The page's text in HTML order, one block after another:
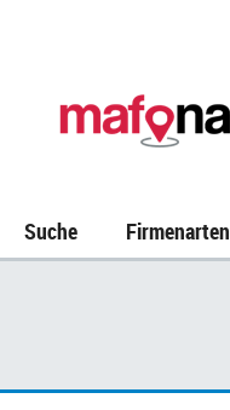
Suche Firmenarten